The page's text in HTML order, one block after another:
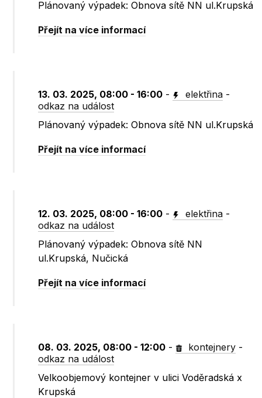
Plánovaný výpadek: Obnova sítě NN ul.Krupská
Přejít na více informací
13. 03. 2025, 08:00 - 16:00 - elektřina -
odkaz na událost
Plánovaný výpadek: Obnova sítě NN ul.Krupská
Přejít na více informací
12. 03. 2025, 08:00 - 16:00 - elektřina -
odkaz na událost
Plánovaný výpadek: Obnova sítě NN
ul.Krupská, Nučická
Přejít na více informací
08. 03. 2025, 08:00 - 12:00 - kontejnery -
odkaz na událost
Velkoobjemový kontejner v ulici Voděradská x
Krupská